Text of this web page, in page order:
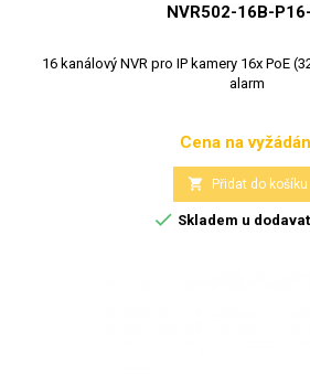
NVR502-16B-
16 kanálový NVR pro IP kamery 16x PoE
alarm
Cena
Cena na
 Přidat do košíku
 Skladem u